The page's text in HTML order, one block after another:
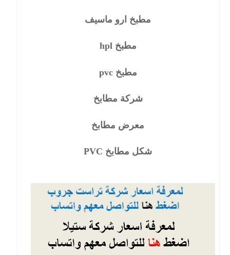
مطبخ ارو ماسيف
مطبخ hpl
مطبخ pvc
شركة مطابخ
معرض مطابخ
شكل مطابخ PVC